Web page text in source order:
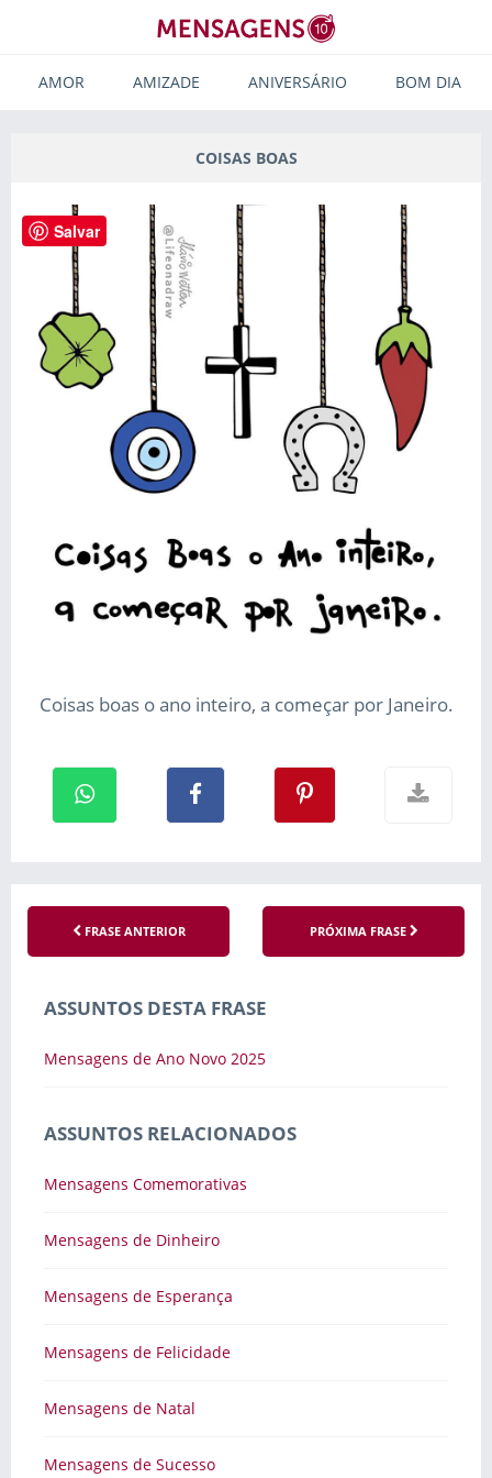
AMOR AMIZADE ANIVERSÁRIO BOM DIA
COISAS BOAS
Coisas boas o ano inteiro, a começar por Janeiro.
FRASE ANTERIOR PRÓXIMA FRASE
ASSUNTOS DESTA FRASE
Mensagens de Ano Novo 2025
ASSUNTOS RELACIONADOS
Mensagens Comemorativas
Mensagens de Dinheiro
Mensagens de Esperança
Mensagens de Felicidade
Mensagens de Natal
Mensagens de Sucesso
Salvar